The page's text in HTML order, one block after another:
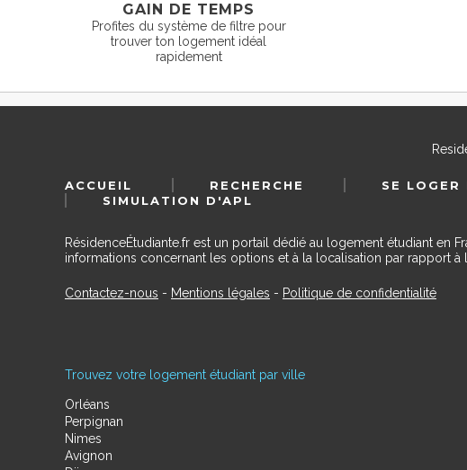
GAIN DE TEMPS
Profites du système de filtre pour
trouver ton logement idéal
rapidement
ACCUEIL RECHERCHE SE LOGER
SIMULATION D'APL
RésidenceÉtudiante.fr est un portail dédié au logement étudiant en
informations concernant les options et à la localisation par rapport à
Contactez-nous - Mentions légales - Politique de confidentialité
Trouvez votre logement étudiant par ville
Orléans
Perpignan
Nimes
Avignon